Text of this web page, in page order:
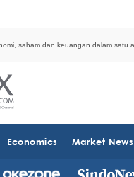
saham dan keuangan dalam satu
Economics Market News